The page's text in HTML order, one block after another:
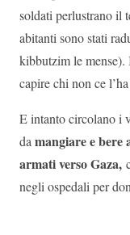
soldati perlustrano il
abitanti sono stati
kibbutzim le mense).
capire chi non ce
E intanto circolano i
da mangiare e
armati verso Gaza,
negli ospedali per